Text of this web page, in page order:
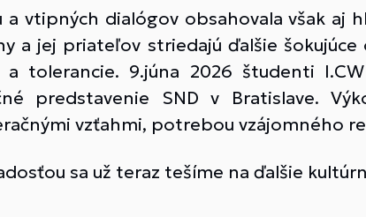
vtipných dialógov obsahovala však aj
a jej priateľov striedajú ďalšie šokujúce
a tolerancie. 9.júna 2026 študenti
predstavenie SND v Bratislave.
vzťahmi, potrebou vzájomného
sa už teraz tešíme na ďalšie